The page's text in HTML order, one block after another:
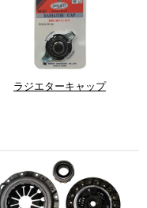
ラジエターキャップ